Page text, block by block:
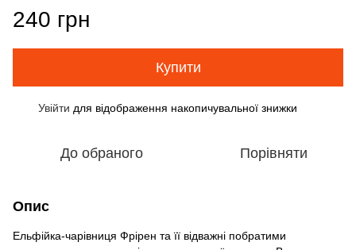
240 грн
Купити
Увійти для відображення накопичувальної знижки
До обраного Порівняти
Опис
Ельфійка-чарівниця Фрірен та її відважні побратими